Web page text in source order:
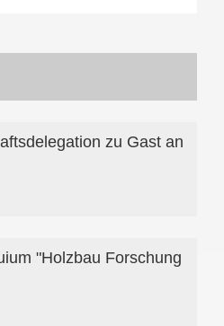
zu Gast an
"Holzbau Forschung